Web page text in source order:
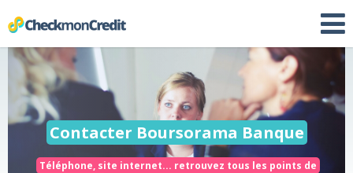
Contacter Boursorama Banque
Téléphone, site internet... retrouvez tous les points de